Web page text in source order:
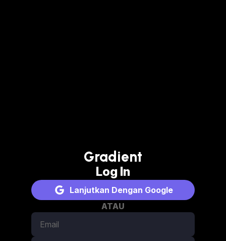
Gradient
Log In
Lanjutkan Dengan Google
ATAU